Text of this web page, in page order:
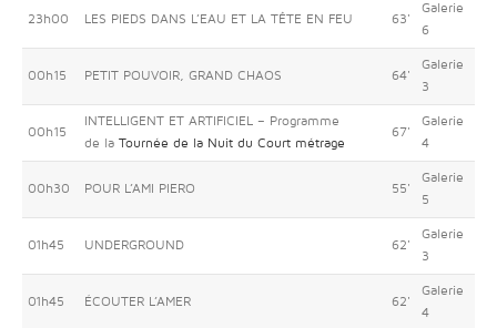
23h00 LES PIEDS DANS L’EAU ET LA TÊTE EN FEU 63'
Galerie
6
00h15 PETIT POUVOIR, GRAND CHAOS 64'
Galerie
3
00h15
INTELLIGENT ET ARTIFICIEL – Programme
de la Tournée de la Nuit du Court métrage
67'
Galerie
4
00h30 POUR L’AMI PIERO 55'
Galerie
5
01h45 UNDERGROUND 62'
Galerie
3
01h45 ÉCOUTER L’AMER 62'
Galerie
4